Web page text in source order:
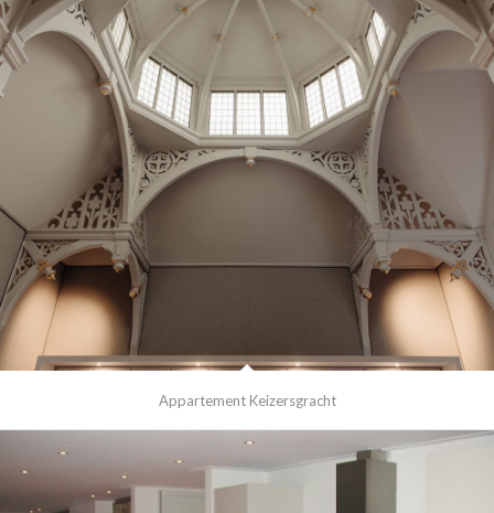
Appartement Keizersgracht